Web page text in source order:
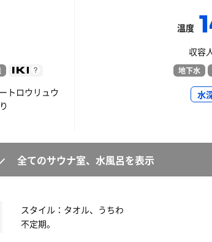
トロウリュウ
温度
収容
地下水
水
全てのサウナ室、水風呂を表示
スタイル：タオル、うちわ
不定期。